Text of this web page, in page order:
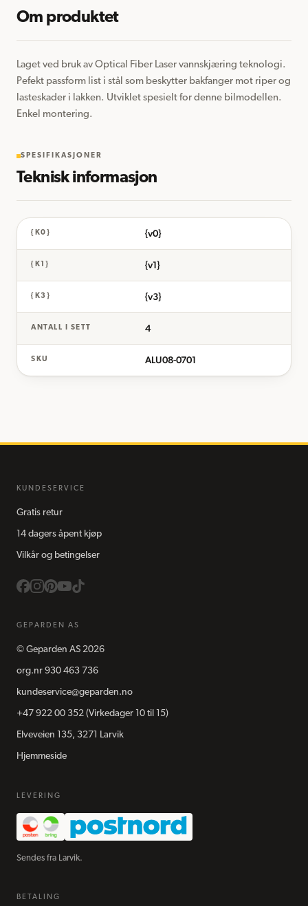
Om produktet
Laget ved bruk av Optical Fiber Laser vannskjæring teknologi.
Pefekt passform list i stål som beskytter bakfanger mot riper og
lasteskader i lakken. Utviklet spesielt for denne bilmodellen.
Enkel montering.
SPESIFIKASJONER
Teknisk informasjon
{K0} {v0}
{K1} {v1}
{K3} {v3}
ANTALL I SETT 4
SKU ALU08-0701
KUNDESERVICE
Gratis retur
14 dagers åpent kjøp
Vilkår og betingelser
GEPARDEN AS
© Geparden AS 2026
org.nr 930 463 736
kundeservice@geparden.no
+47 922 00 352 (Virkedager 10 til 15)
Elveveien 135, 3271 Larvik
Hjemmeside
LEVERING
Sendes fra Larvik.
BETALING